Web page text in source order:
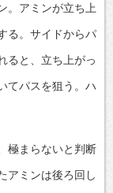
。アミンが立ち上
る。サイドからパ
ると、立ち上がっ
てパスを狙う。ハ
極まらないと判断
アミンは後ろ回し